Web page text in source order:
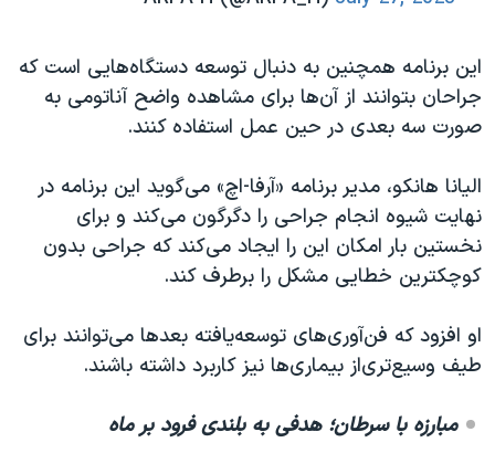
این برنامه همچنین به دنبال توسعه دستگاه‌هایی است که
جراحان بتوانند از آن‌ها برای مشاهده واضح آناتومی به
صورت سه بعدی در حین عمل استفاده کنند.
الیانا هانکو، مدیر برنامه «آرفا-اچ» می‌گوید این برنامه در
نهایت شیوه انجام جراحی را دگرگون می‌کند و برای
نخستین بار امکان این را ایجاد می‌کند که جراحی بدون
کوچکترین خطایی مشکل را برطرف کند.
او افزود که فن‌آوری‌های توسعه‌یافته بعدها می‌توانند برای
طیف وسیع‌تری‌از بیماری‌ها نیز کاربرد داشته باشند.
مبارزه با سرطان؛ هدفی به بلندی فرود بر ماه